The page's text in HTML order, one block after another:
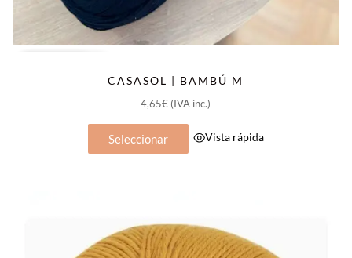
CASASOL | BAMBÚ M
4,65€ (IVA inc.)
Seleccionar Vista rápidaproducto
opciones